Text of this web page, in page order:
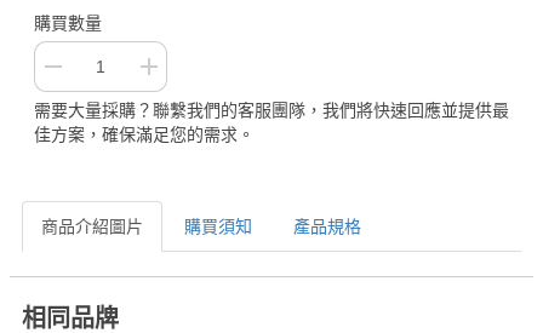
購買數量
需要大量採購？聯繫我們的客服團隊，我們將快速回應並提供最
佳方案，確保滿足您的需求。
商品介紹圖片 購買須知 產品規格
相同品牌